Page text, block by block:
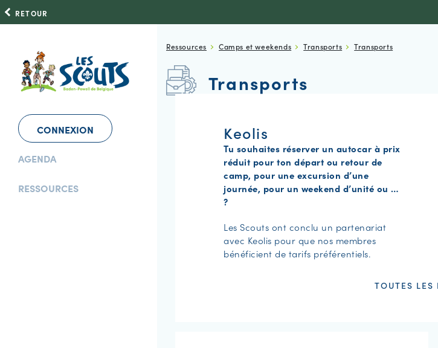
RETOUR
CONNEXION
AGENDA
RESSOURCES
Ressources Camps et weekends Transports Transports
Transports
Keolis
Tu souhaites réserver un autocar à prix
réduit pour ton départ ou retour de
camp, pour une excursion d’une
journée, pour un weekend d’unité ou …
?
Les Scouts ont conclu un partenariat
avec Keolis pour que nos membres
bénéficient de tarifs préférentiels.
TOUTES LES